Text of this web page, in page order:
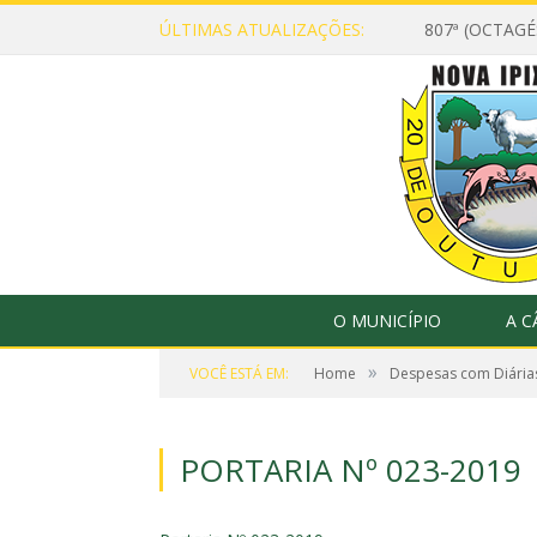
ÚLTIMAS ATUALIZAÇÕES: 807ª
O MUNICÍPIO A
VOCÊ ESTÁ EM: Home » Despesas com
PORTARIA Nº 023-2019